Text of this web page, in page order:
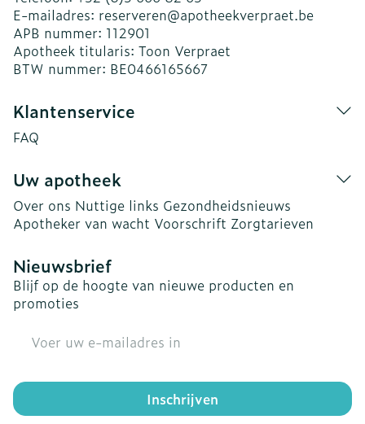
E-mailadres: reserveren@apotheekverpraet.be
APB nummer: 112901
Apotheek titularis: Toon Verpraet
BTW nummer: BE0466165667
Klantenservice
FAQ
Uw apotheek
Over ons Nuttige links Gezondheidsnieuws
Apotheker van wacht Voorschrift Zorgtarieven
Nieuwsbrief
Blijf op de hoogte van nieuwe producten en
promoties
Inschrijven